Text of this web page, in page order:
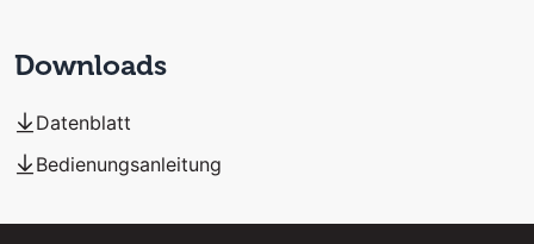
Downloads
Datenblatt
Bedienungsanleitung